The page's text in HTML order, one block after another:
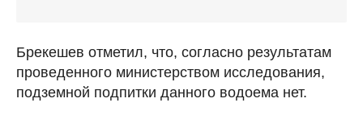
Брекешев отметил, что, согласно результатам
проведенного министерством исследования,
подземной подпитки данного водоема нет.